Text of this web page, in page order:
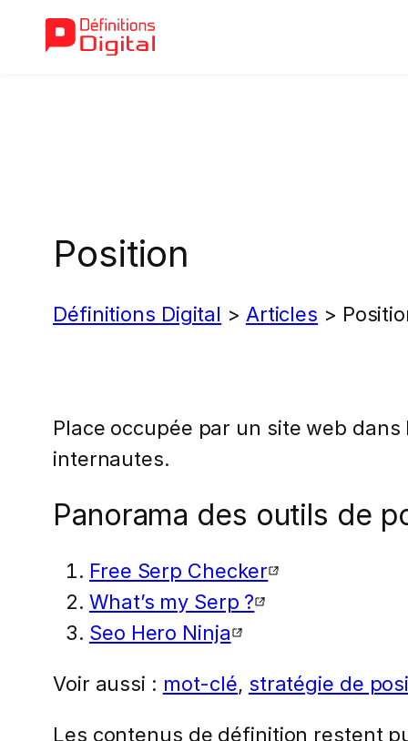
Position
Définitions Digital > Articles >
Place occupée par un site web
internautes.
Panorama des outils de
Free Serp Checker
What’s my Serp ?
Seo Hero Ninja
Voir aussi : mot-clé, stratégie de
Les contenus de définition restent